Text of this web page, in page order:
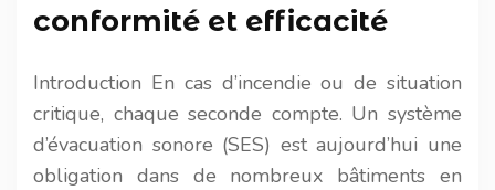
conformité et efficacité
Introduction En cas d’incendie ou de situation
critique, chaque seconde compte. Un système
d’évacuation sonore (SES) est aujourd’hui une
obligation dans de nombreux bâtiments en